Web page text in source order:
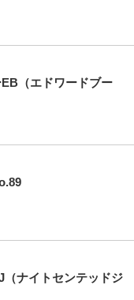
（エドワードブー
ナイトセンテッドジ